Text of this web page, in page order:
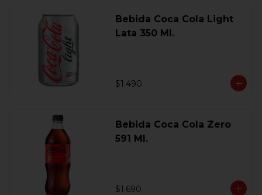
Bebida Coca Cola Light
Lata 350 Ml.
$1.490
Bebida Coca Cola Zero
591 Ml.
$1.690